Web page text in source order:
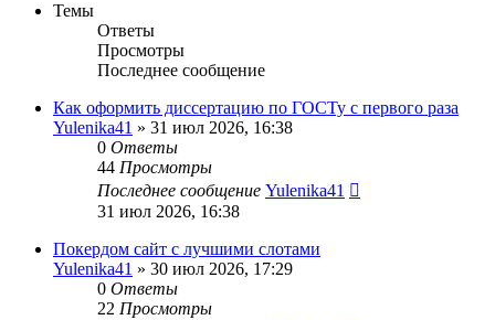
Темы
Ответы
Просмотры
Последнее сообщение
Как оформить диссертацию по ГОСТу с первого раза
Yulenika41 » 31 июл 2026, 16:38
0 Ответы
44 Просмотры
Последнее сообщение Yulenika41
31 июл 2026, 16:38
Покердом сайт с лучшими слотами
Yulenika41 » 30 июл 2026, 17:29
0 Ответы
22 Просмотры